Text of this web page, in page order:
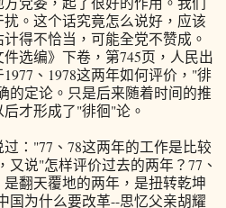
。这个话究竟怎么说好，应该
得不恰当，可能全党不赞成。
件选编》下卷，第745页，人民出
、1978这两年如何评价，"徘
的定论。只是后来随着时间的推
才形成了"徘徊"论。
"77、78这两年的工作是比较
说"怎样评价过去的两年？77、
翻天覆地的两年，是扭转乾坤
国为什么要改革--思忆父亲胡耀